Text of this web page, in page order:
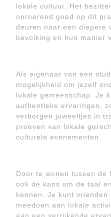
lokale cultuur. Het
onroerend goed op dit
deuren naar een diepere
bevolking en hun manier
Als eigenaar van een
mogelijkheid om jezelf
lokale gemeenschap. Je
authentieke ervaringen,
verborgen juweeltjes in
proeven van lokale
culturele evenementen.
Door te wonen tussen de
ook de kans om de taal
kennen. Je kunt vrienden
meedoen aan lokale